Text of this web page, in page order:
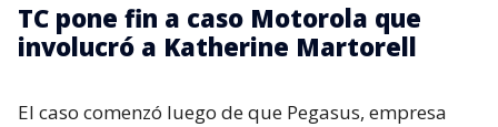
TC pone fin a caso Motorola que
involucró a Katherine Martorell
El caso comenzó luego de que Pegasus, empresa